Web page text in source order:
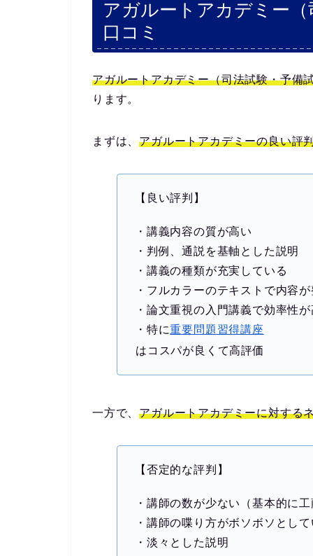
アガルートアカデミー
口コミ
アガルートアカデミー（司法試験・予備
ります。
まずは、アガルートアカデミーの良い評
【良い評判】
・講義内容の質が高い
・判例、通説を基軸とした説明
・講義の種類が充実している
・フルカラーのテキストで内容
・論文重視の入門講義で効率性
・特に重要問題習得講座
はコスパが良くて高評価
一方で、アガルートアカデミーに対する
【否定的な評判】
・講師の数が少ない（基本的に
・講師の喋り方がボソボソとし
・淡々とした説明